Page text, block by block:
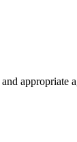
and appropriate